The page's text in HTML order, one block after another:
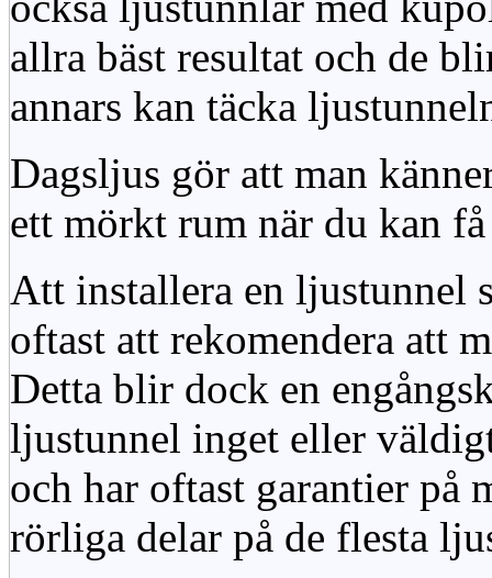
allra bäst resultat och de
annars kan täcka
Dagsljus gör att man
ett mörkt rum när du kan
Att installera en ljustunnel
oftast att rekomendera att
Detta blir dock en
ljustunnel inget eller
och har oftast garantier på
rörliga delar på de flesta